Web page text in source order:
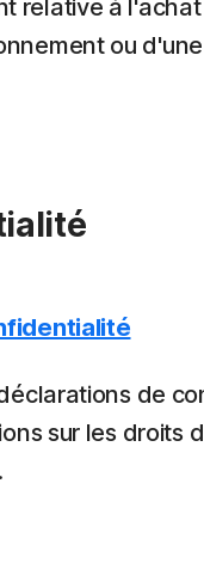
relative à
ou
de
sur les droits